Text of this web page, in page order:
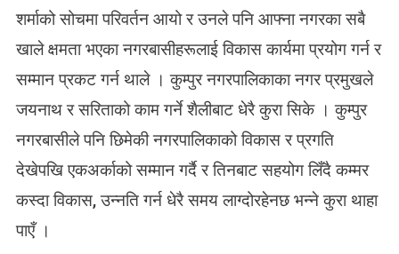
शर्माको सोचमा परिवर्तन आयो र उनले पनि आफ्ना नगरका सबै
खाले क्षमता भएका नगरबासीहरूलाई विकास कार्यमा प्रयोग गर्न र
सम्मान प्रकट गर्न थाले । कुम्पुर नगरपालिकाका नगर प्रमुखले
जयनाथ र सरिताको काम गर्ने शैलीबाट धेरै कुरा सिके । कुम्पुर
नगरबासीले पनि छिमेकी नगरपालिकाको विकास र प्रगति
देखेपखि एकअर्काको सम्मान गर्दै र तिनबाट सहयोग लिँदै कम्मर
कस्दा विकास, उन्नति गर्न धेरै समय लाग्दोरहेनछ भन्ने कुरा थाहा
पाएँ ।